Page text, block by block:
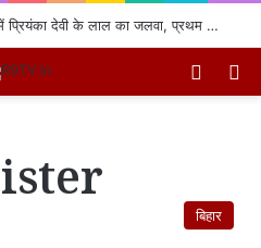
पतिलार सीएचसी के हेल्दी बेबी शो में प्रियंका देवी के लाल का जलवा, प्रथम स्थान प्राप्त कर क्षेत्र का नाम किया रोशन
बिहार